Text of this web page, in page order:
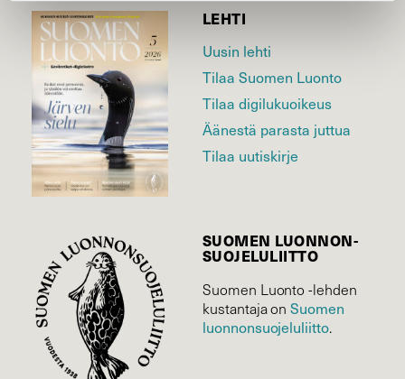
LEHTI
Uusin lehti
Tilaa Suomen Luonto
Tilaa digilukuoikeus
Äänestä parasta juttua
Tilaa uutiskirje
SUOMEN LUONNON­
SUOJELU­LIITTO
Suomen Luonto -lehden
kustantaja onSuomen
luonnonsuojelu­liitto.